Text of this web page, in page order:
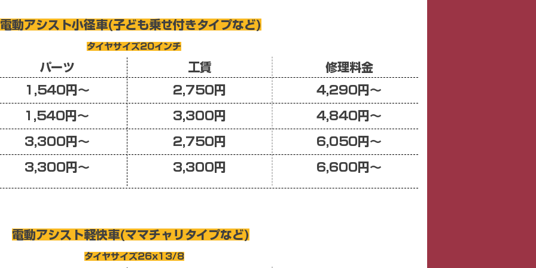
​電動アシスト小径車(子ども乗せ付きタイプなど)
​タイヤサイズ20インチ
​パーツ ​工賃
​修理料金
​1,540円〜
​2,750円 ​4,290円〜
​1,540円〜 ​3,300円 ​4,840円〜
​3,300円〜 ​2,750円 ​6,050円〜
3,300円〜 ​3,300円 ​6,600円〜
​電動アシスト軽快車(ママチャリタイプなど)
​タイヤサイズ26x13/8